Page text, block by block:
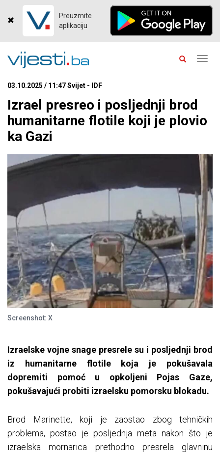
Preuzmite
aplikaciju
03.10.2025 / 11:47 Svijet - IDF
Izrael presreo i posljednji brod
humanitarne flotile koji je plovio
ka Gazi
Screenshot: X
Izraelske vojne snage presrele su i posljednji brod
iz humanitarne flotile koja je pokušavala
dopremiti pomoć u opkoljeni Pojas Gaze,
pokušavajući probiti izraelsku pomorsku blokadu.
Brod Marinette, koji je zaostao zbog tehničkih
problema, postao je posljednja meta nakon što je
izraelska mornarica prethodno presrela glavninu